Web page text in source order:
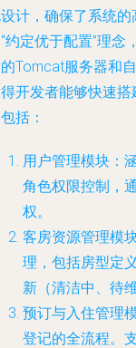
计，确保了系统
约定优于配置”理
Tomcat服务器和
开发者能够快速
括：
用户管理模块 ：
角色权限控制，
权。
客房资源管理模
理，包括房型定
新（清洁中、待
预订与入住管理
登记的全流程。